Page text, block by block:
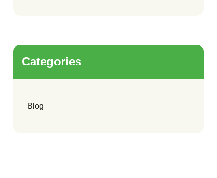
Categories
Blog